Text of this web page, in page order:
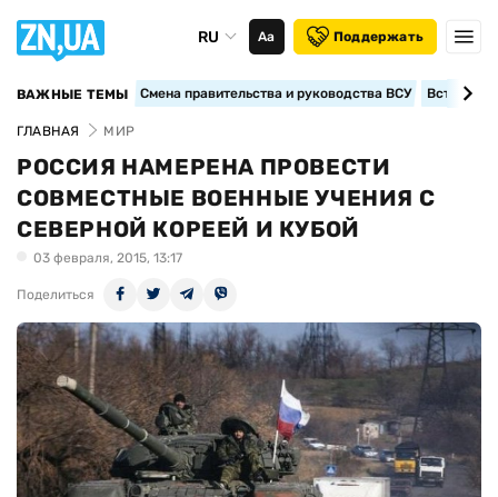
RU Аа Поддержать
ВАЖНЫЕ ТЕМЫ Смена правительства и руководства ВСУ
ГЛАВНАЯ МИР
РОССИЯ НАМЕРЕНА ПРОВЕСТИ
СОВМЕСТНЫЕ ВОЕННЫЕ УЧЕНИЯ С
СЕВЕРНОЙ КОРЕЕЙ И КУБОЙ
03 февраля, 2015, 13:17
Поделиться